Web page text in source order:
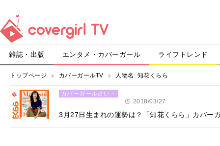
雑誌・出版 エンタメ・カバーガール ライフトレンド
トップページ カバーガールTV 人物名: 知花くらら
カバーガール占い・
2018/03/27
3月27日生まれの運勢は？「知花くらら」カバー